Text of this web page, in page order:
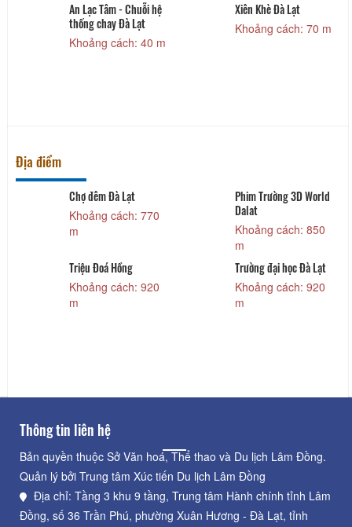
An Lạc Tâm - Chuỗi hệ
thống chay Đà Lạt
Khoảng cách: 40 m
Xiên Khè Đà Lạt
Khoảng cách: 70 m
Địa điểm
Chợ đêm Đà Lạt
Khoảng cách: 770
m
Phim Trường 3D World
Dalat
Khoảng cách: 850
m
Triệu Đoá Hồng
Khoảng cách: 920
m
Trường đại học Đà Lạt
Khoảng cách: 920
m
Thông tin liên hệ
Bản quyền thuộc Sở Văn hoá, Thể thao và Du lịch Lâm Đồng.
Quản lý bởi Trung tâm Xúc tiến Du lịch Lâm Đồng
Địa chỉ: Tầng 3 khu 9 tầng, Trung tâm Hành chính tỉnh Lâm
Đồng, số 36 Trần Phú, phường Xuân Hương - Đà Lạt, tỉnh